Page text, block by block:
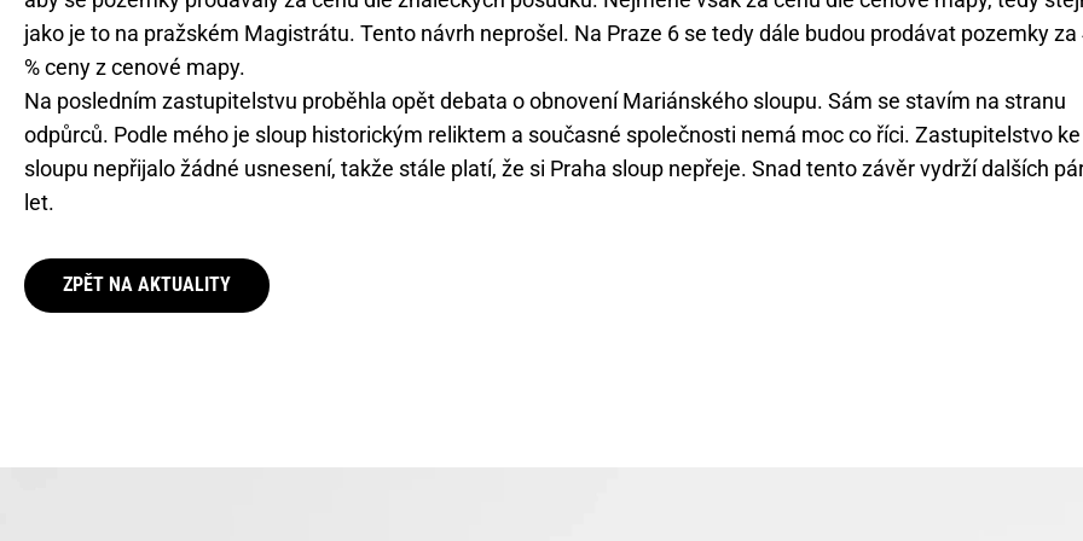
jako je to na pražském Magistrátu. Tento návrh neprošel. Na Praze 6 se tedy dále budou prodávat pozemky za
% ceny z cenové mapy.
Na posledním zastupitelstvu proběhla opět debata o obnovení Mariánského sloupu. Sám se stavím na stranu
odpůrců. Podle mého je sloup historickým reliktem a současné společnosti nemá moc co říci. Zastupitelstvo ke
sloupu nepřijalo žádné usnesení, takže stále platí, že si Praha sloup nepřeje. Snad tento závěr vydrží dalších
let.
ZPĚT NA AKTUALITY